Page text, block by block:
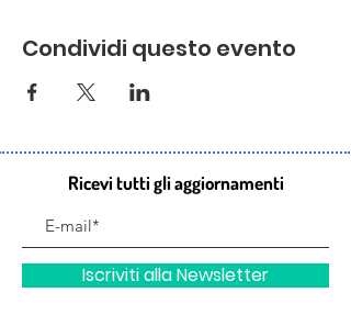
Condividi questo evento
Ricevi tutti gli aggiornamenti
Iscriviti alla Newsletter